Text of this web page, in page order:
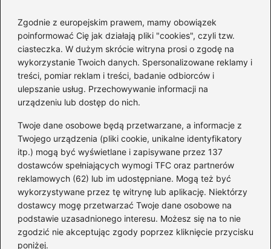
Zgodnie z europejskim prawem, mamy obowiązek
poinformować Cię jak działają pliki "cookies", czyli tzw.
ciasteczka. W dużym skrócie witryna prosi o zgodę na
wykorzystanie Twoich danych. Spersonalizowane reklamy i
treści, pomiar reklam i treści, badanie odbiorców i
ulepszanie usług. Przechowywanie informacji na
urządzeniu lub dostęp do nich.
Twoje dane osobowe będą przetwarzane, a informacje z
Twojego urządzenia (pliki cookie, unikalne identyfikatory
itp.) mogą być wyświetlane i zapisywane przez 137
dostawców spełniających wymogi TFC oraz partnerów
reklamowych (62) lub im udostępniane. Mogą też być
wykorzystywane przez tę witrynę lub aplikację. Niektórzy
dostawcy mogę przetwarzać Twoje dane osobowe na
podstawie uzasadnionego interesu. Możesz się na to nie
zgodzić nie akceptując zgody poprzez kliknięcie przycisku
poniżej.
Kategorie
Bankowość (181)
Fundusze
(36)
Giełda(28)
Inwestycje(49)
Rentowność(32)
Rozliczenia(196)
Świadczenia socjalne(59)
Waluty(21)
Windykacja(49)